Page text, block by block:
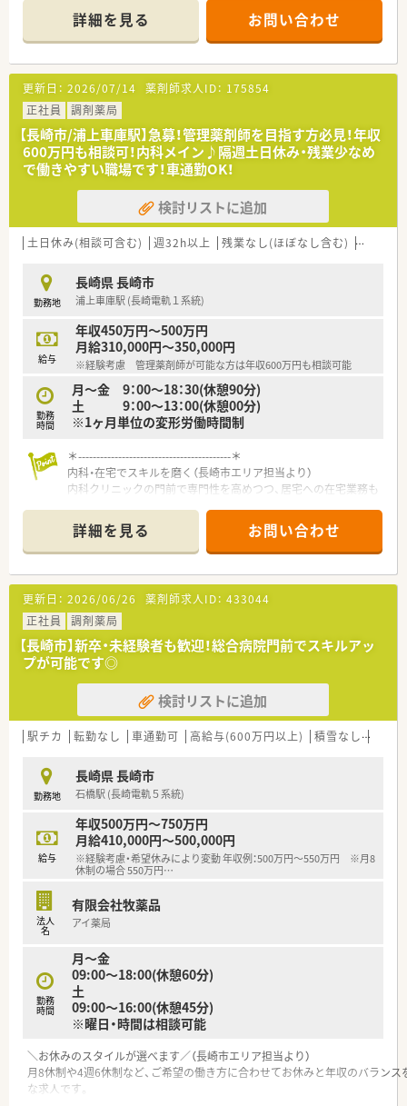
【休日】
■土曜半日と日祝がお休みです(第2,4土曜日はお休みです)
■平日のお休みは有給消化しやすい環境です
【従業員情報】
■薬剤師は2名在籍しております(50代男性薬局長、50代女性薬
剤師)
■調剤助手は2名、女性の方がサポート頂いております
【募集背景と求める人物像について】
■体制整備を目的とした増員募集であり、新しい仲間を求めてい
ます。チームワークを重視し、患者様一人ひとりに寄り添った医
療を提供できる方を歓迎しております。
【具体的には】
■拠点倉庫の薬品庫に保管されている医薬品の管理および販売
管理
■主な取り扱い製品は、人工透析溶材、ヘパリンＮａ透析用など
（約２０～３０種類）
■その他、薬剤師以外の業務（一般事務）を双方合意によりお願い
する場合もあります。
＼こんな企業です／
■九州から関東にかけて医療機器や産業機器の販売とアフター
サービスを手掛けている企業です。
■取引先は大学病院をはじめとする医療機関や官公庁、メーカー
など幅広く関係構築をされています。
■景気の動向に左右されることなく、これまで着実に成長をして
きている企業です。
＼こんな方におすすめ！／
■デスクワークで無理なく働きたい方
■短めの勤務時間で働きたい方
■土日休みでプライベートを充実させたい方
詳細を見る お問い合わせ
更新日： 2026/07/14 薬剤師求人ID： 175854
正社員
調剤薬局
【長崎市/浦上車庫駅】急募！管理薬剤師を目指す方必見！年収
600万円も相談可！内科メイン♪隔週土日休み・残業少なめ
で働きやすい職場です！車通勤OK！
検討リストに追加
土日休み(相談可含む) 週32h以上 残業なし(ほぼなし含む) 転勤なし
勤務地
長崎県 長崎市
浦上車庫駅 (長崎電軌１系統)
給与
年収450万円～500万円
月給310,000円～350,000円
※経験考慮 管理薬剤師が可能な方は年収600万円も相談可能
勤務
時間
月～金 9：00～18：30(休憩90分)
土 9：00～13：00(休憩00分)
※1ヶ月単位の変形労働時間制
＊------------------------------------------＊
内科・在宅でスキルを磨く（長崎市エリア担当より）
内科クリニックの門前で専門性を高めつつ、居宅への在宅業務も
円のご相談も可能です。
＊------------------------------------------＊
【店舗情報と応需状況について】
■最寄り駅から車で10分ほどの場所に位置する、1日70枚から
80枚ほどの処方箋を応需する調剤薬局です。
■隣接する内科クリニックの門前薬局として、専門性の高い内科
領域の処方箋をメインに応需しています。
■外来調剤に加えて居宅への在宅業務にも対応しており、地域医
療に密着した幅広い経験が積める環境です。
【法人特徴について】
■九州エリアにおいて複数の店舗を展開しており、地域に密着し
た安定感のある薬局運営を行っている会社です。
変さを深く理解してくれる安心感があります。
■会社全体で残業時間の削減に積極的に取り組んでおり、スタッ
フの働きやすさや環境改善を重視しています。
【想定されるキャリアイメージ】
■内科門前での勤務を通じて専門的な知識を深め、地域医療の第
一線で活躍できる薬剤師へと成長できます。
■在宅業務の経験を積むことで、今後の超高齢社会においてより
必要とされるスキルを身につけることが可能です。
■ゆくゆくは管理薬剤師としてのポジションをお任せする可能
性もあり、キャリアアップを目指せる環境です。
【やりがい/おすすめポイント】
■患者様との距離が近く、地域医療に直接貢献しているという実
感を持ちながら日々の業務に取り組める点です。
■入社2年目以降の連続6日間の特別休暇など、大手チェーン以
外の薬局でありながら福利厚生が充実しています。
ことなく毎日の通勤を快適に行うことができます。
詳細を見る お問い合わせ
更新日： 2026/06/26 薬剤師求人ID： 433044
正社員
調剤薬局
【長崎市】新卒・未経験者も歓迎！総合病院門前でスキルアッ
プが可能です◎
検討リストに追加
駅チカ 転勤なし 車通勤可 高給与(600万円以上) 積雪なし
勤務地
長崎県 長崎市
石橋駅 (長崎電軌５系統)
給与
年収500万円～750万円
月給410,000円～500,000円
※経験考慮・希望休みにより変動 年収例：500万円～550万円 ※月8
休制の場合 550万円…
法人
名
有限会社牧薬品
アイ薬局
勤務
時間
月～金
09:00～18:00(休憩60分)
土
09:00～16:00(休憩45分)
※曜日・時間は相談可能
＼お休みのスタイルが選べます／（長崎市エリア担当より）
月8休制や4週6休制など、ご希望の働き方に合わせてお休みと年収のバランス
な求人です。